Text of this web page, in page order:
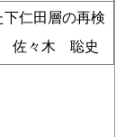
仁田層の再検
佐々木 聡史